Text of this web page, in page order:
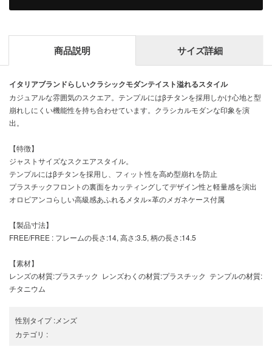
商品説明 サイズ詳細
イタリアブランドらしいクラシックモダンテイスト溢れるスタイル
カジュアルな雰囲気のスクエア。テンプルにはβチタンを採用しかけ心地と型
崩れしにくい機能性を持ち合わせています。クラシカルモダンな印象を演
出。
【特徴】
ジャストサイズなスクエアスタイル。
テンプルにはβチタンを採用し、フィット性を高め型崩れを防止
プラスチックフロントの裏面をカッティングしてデザイン性と軽量感を演出
オロビアンコらしい高級感あふれるメタル×革のメガネケース付属
【製品寸法】
FREE/FREE : フレームの長さ:14, 高さ:3.5, 柄の長さ:14.5
【素材】
レンズの材質:プラスチック レンズわくの材質:プラスチック テンプルの材質:
チタニウム
性別タイプ:メンズ
カテゴリ :